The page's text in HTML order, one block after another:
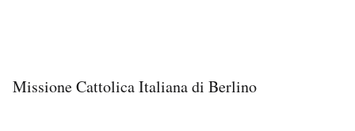
Missione Cattolica Italiana di Berlino